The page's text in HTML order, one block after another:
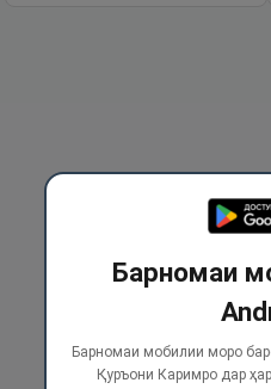
Барномаи
Барномаи мобилии моро
Қуръони Каримро дар